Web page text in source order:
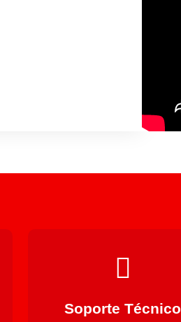
Soporte Técnico